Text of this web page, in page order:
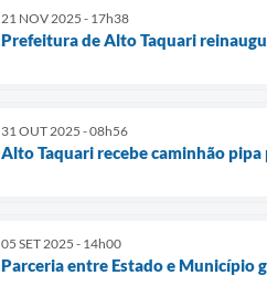
21 NOV 2025 - 17h38
Prefeitura de Alto Taquari
31 OUT 2025 - 08h56
Alto Taquari recebe caminhão
05 SET 2025 - 14h00
Parceria entre Estado e Município